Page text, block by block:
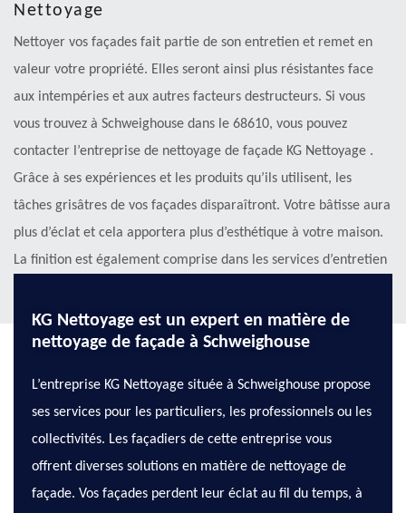
Nettoyage
Nettoyer vos façades fait partie de son entretien et remet en
valeur votre propriété. Elles seront ainsi plus résistantes face
aux intempéries et aux autres facteurs destructeurs. Si vous
vous trouvez à Schweighouse dans le 68610, vous pouvez
contacter l’entreprise de nettoyage de façade KG Nettoyage .
Grâce à ses expériences et les produits qu’ils utilisent, les
tâches grisâtres de vos façades disparaîtront. Votre bâtisse aura
plus d’éclat et cela apportera plus d’esthétique à votre maison.
La finition est également comprise dans les services d’entretien
KG Nettoyage est un expert en matière de
nettoyage de façade à Schweighouse
L’entreprise KG Nettoyage située à Schweighouse propose
ses services pour les particuliers, les professionnels ou les
collectivités. Les façadiers de cette entreprise vous
offrent diverses solutions en matière de nettoyage de
façade. Vos façades perdent leur éclat au fil du temps, à